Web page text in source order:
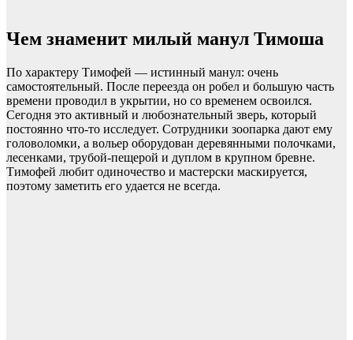
Чем знаменит милый манул Тимоша
По характеру Тимофей — истинный манул: очень
самостоятельный. После переезда он робел и большую часть
времени проводил в укрытии, но со временем освоился.
Сегодня это активный и любознательный зверь, который
постоянно что-то исследует. Сотрудники зоопарка дают ему
головоломки, а вольер оборудован деревянными полочками,
лесенками, трубой-пещерой и дуплом в крупном бревне.
Тимофей любит одиночество и мастерски маскируется,
поэтому заметить его удается не всегда.